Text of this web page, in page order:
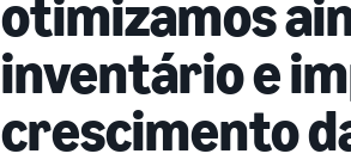
otimizamos
inventário e
crescimento